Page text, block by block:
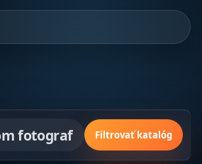
fotograf Filtrovať katalóg